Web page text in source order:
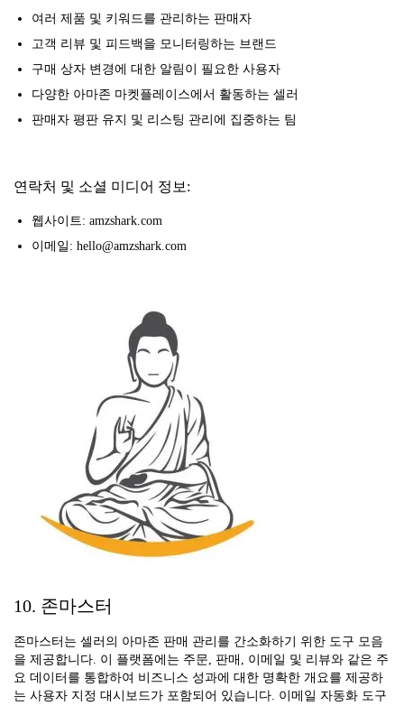
여러 제품 및 키워드를 관리하는 판매자
고객 리뷰 및 피드백을 모니터링하는 브랜드
구매 상자 변경에 대한 알림이 필요한 사용자
다양한 아마존 마켓플레이스에서 활동하는 셀러
판매자 평판 유지 및 리스팅 관리에 집중하는 팀
연락처 및 소셜 미디어 정보:
웹사이트: amzshark.com
이메일: hello@amzshark.com
10. 존마스터
존마스터는 셀러의 아마존 판매 관리를 간소화하기 위한 도구 모음
을 제공합니다. 이 플랫폼에는 주문, 판매, 이메일 및 리뷰와 같은 주
요 데이터를 통합하여 비즈니스 성과에 대한 명확한 개요를 제공하
는 사용자 지정 대시보드가 포함되어 있습니다. 이메일 자동화 도구